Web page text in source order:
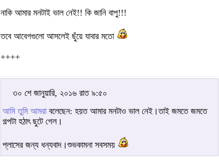
নাকি আমার মনটাই ভাল নেই!! কি জানি বাপু!!!
তবে আবেগগুলো আসলেই ছুঁয়ে যাবার মতো
++++
৩০ শে জানুয়ারি, ২০১৬ রাত ৯:৫০
আমি তুমি আমরাবলেছেন: হয়ত আমার মনটাও ভাল নেই।তাই জমতে জমতে
গল্পটা হঠাৎ ছুটে গেল।
প্লাসের জন্য ধন্যবাদ।শুভকামনা সবসময়